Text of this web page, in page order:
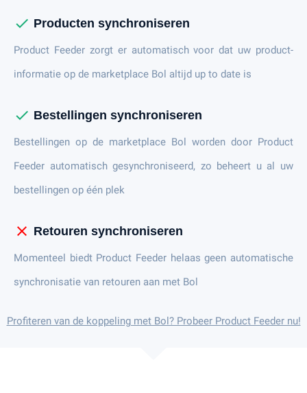
check Producten synchroniseren
Product Feeder zorgt er automatisch voor dat uw product-
informatie op de marketplace Bol altijd up to date is
check Bestellingen synchroniseren
Bestellingen op de marketplace Bol worden door Product
Feeder automatisch gesynchroniseerd, zo beheert u al uw
bestellingen op één plek
close Retouren synchroniseren
Momenteel biedt Product Feeder helaas geen automatische
synchronisatie van retouren aan met Bol
Profiteren van de koppeling met Bol? Probeer Product Feeder nu!